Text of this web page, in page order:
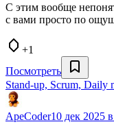
С этим вообще
с вами просто по
+1
Посмотреть
Stand-up, Scrum, Daily
ApeCoder10 дек 2025 в